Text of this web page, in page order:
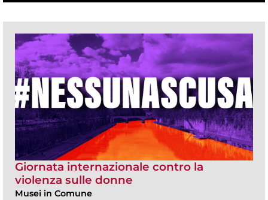
Giornata internazionale contro la
violenza sulle donne
Musei in Comune